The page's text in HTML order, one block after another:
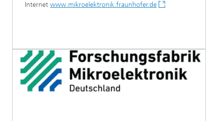
Internet www.mikroelektronik.fraunhofer.de